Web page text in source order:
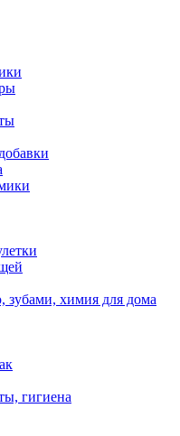
зубами, химия для дома
гигиена